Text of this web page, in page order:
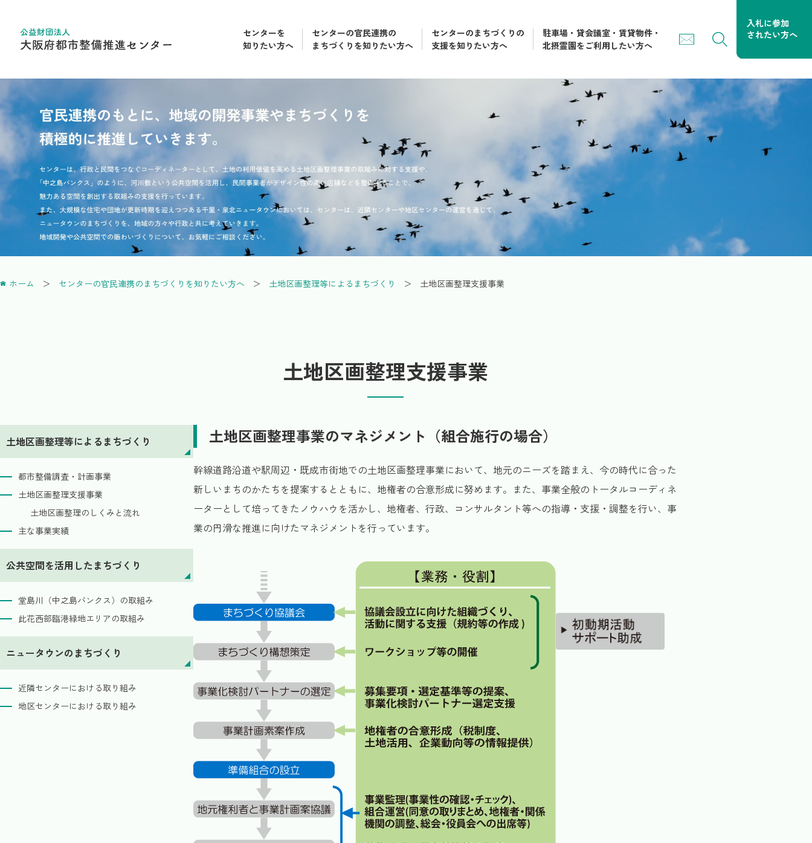
センターを
知りたい方へ
センターの官民連携の
まちづくりを知りたい方へ
センターのまちづくりの
支援を知りたい方へ
駐車場・貸会議室・賃貸物件・
北摂霊園をご利用したい方へ
ホーム センターの官民連携のまちづくりを知りたい方へ 土地区画整理等によるまちづくり 土地区画整理支援事業
土地区画整理支援事業
土地区画整理等によるまちづくり
都市整備調査・計画事業
土地区画整理支援事業
土地区画整理のしくみと流れ
主な事業実績
公共空間を活用したまちづくり
堂島川（中之島バンクス）の取組み
此花西部臨港緑地エリアの取組み
ニュータウンのまちづくり
近隣センターにおける取り組み
地区センターにおける取り組み
土地区画整理事業のマネジメント（組合施行の場合）
幹線道路沿道や駅周辺・既成市街地での土地区画整理事業において、地元のニーズを踏まえ、今の時代に合った
新しいまちのかたちを提案するとともに、地権者の合意形成に努めます。また、事業全般のトータルコーディネ
ーターとして培ってきたノウハウを活かし、地権者、行政、コンサルタント等への指導・支援・調整を行い、事
業の円滑な推進に向けたマネジメントを行っています。